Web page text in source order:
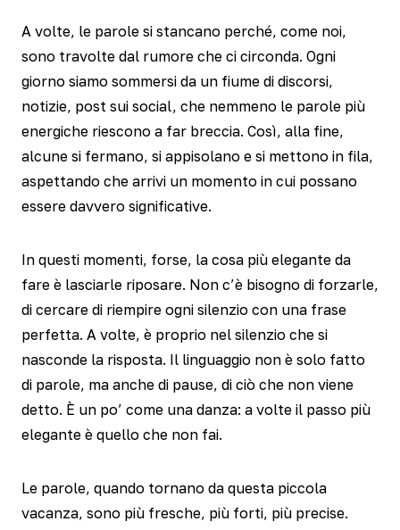
A volte, le parole si stancano perché, come noi,
sono travolte dal rumore che ci circonda. Ogni
giorno siamo sommersi da un fiume di discorsi,
notizie, post sui social, che nemmeno le parole più
energiche riescono a far breccia. Così, alla fine,
alcune si fermano, si appisolano e si mettono in fila,
aspettando che arrivi un momento in cui possano
essere davvero significative.
In questi momenti, forse, la cosa più elegante da
fare è lasciarle riposare. Non c’è bisogno di forzarle,
di cercare di riempire ogni silenzio con una frase
perfetta. A volte, è proprio nel silenzio che si
nasconde la risposta. Il linguaggio non è solo fatto
di parole, ma anche di pause, di ciò che non viene
detto. È un po’ come una danza: a volte il passo più
elegante è quello che non fai.
Le parole, quando tornano da questa piccola
vacanza, sono più fresche, più forti, più precise.